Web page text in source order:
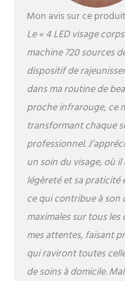
Mon avis sur ce produit
Le « 4 LED visage
machine 720 sources
dispositif de
dans ma routine de
proche infrarouge, ce
transformant chaque
professionnel.
un soin du visage, où
légèreté et sa
ce qui contribue à son
maximales sur tous
mes attentes, faisant
qui raviront toutes
de soins à domicile.